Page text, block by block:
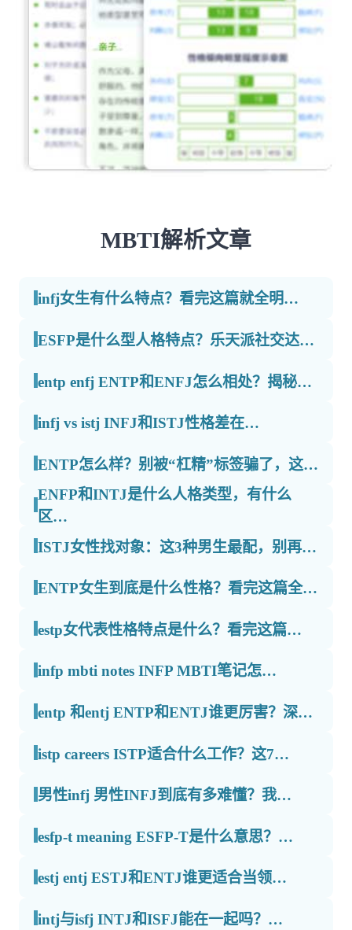
MBTI解析文章
infj女生有什么特点？看完这篇就全明…
ESFP是什么型人格特点？乐天派社交达…
entp enfj ENTP和ENFJ怎么相处？揭秘…
infj vs istj INFJ和ISTJ性格差在…
ENTP怎么样？别被“杠精”标签骗了，这…
ENFP和INTJ是什么人格类型，有什么
区…
ISTJ女性找对象：这3种男生最配，别再…
ENTP女生到底是什么性格？看完这篇全…
estp女代表性格特点是什么？看完这篇…
infp mbti notes INFP MBTI笔记怎…
entp 和entj ENTP和ENTJ谁更厉害？深…
istp careers ISTP适合什么工作？这7…
男性infj 男性INFJ到底有多难懂？我…
esfp-t meaning ESFP-T是什么意思？…
estj entj ESTJ和ENTJ谁更适合当领…
intj与isfj INTJ和ISFJ能在一起吗？…